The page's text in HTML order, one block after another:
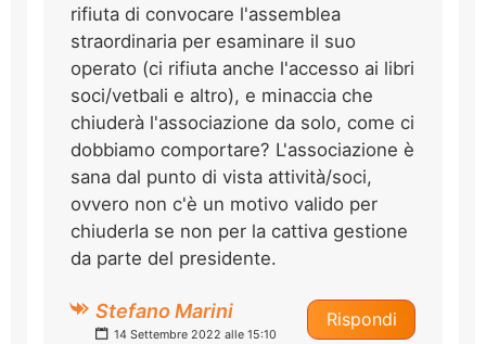
rifiuta di convocare l'assemblea
straordinaria per esaminare il suo
operato (ci rifiuta anche l'accesso ai libri
soci/vetbali e altro), e minaccia che
chiuderà l'associazione da solo, come ci
dobbiamo comportare? L'associazione è
sana dal punto di vista attività/soci,
ovvero non c'è un motivo valido per
chiuderla se non per la cattiva gestione
da parte del presidente.
Rispondi
Stefano Marini
14 Settembre 2022 alle 15:10